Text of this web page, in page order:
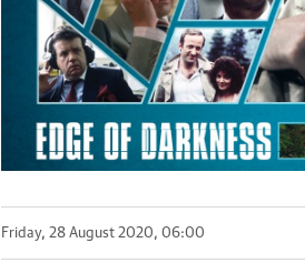
Friday, 28 August 2020, 06:00